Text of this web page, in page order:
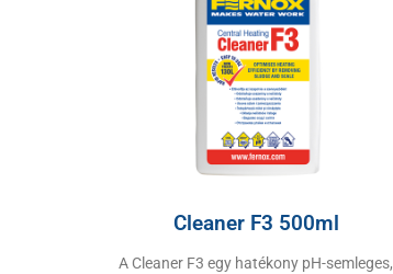
Cleaner F3 500ml
A Cleaner F3 egy hatékony pH-semleges,